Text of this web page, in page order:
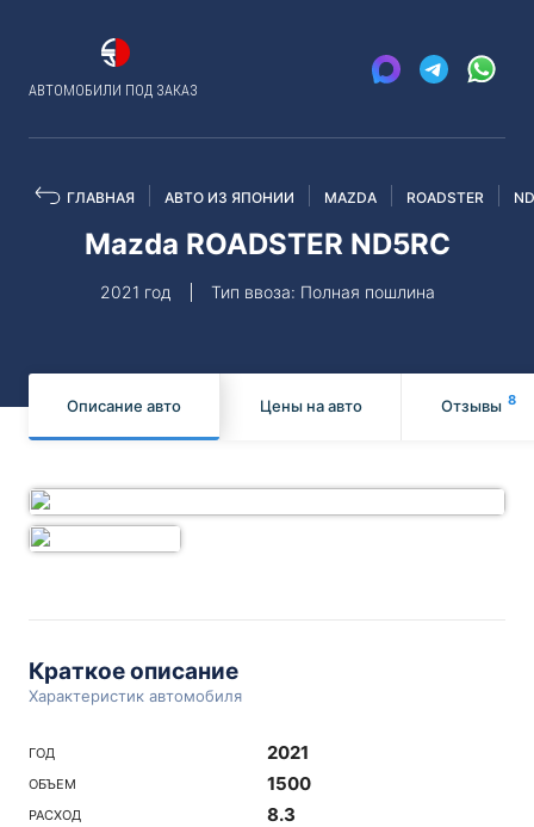
АВТОМОБИЛИ ПОД ЗАКАЗ
ГЛАВНАЯ АВТО ИЗ ЯПОНИИ MAZDA ROADSTER
Mazda ROADSTER ND5RC
2021 год Тип ввоза: Полная пошлина
Описание авто Цены на авто Отзывы 8
Краткое описание
Характеристик автомобиля
ГОД 2021
ОБЪЕМ 1500
РАСХОД 8.3